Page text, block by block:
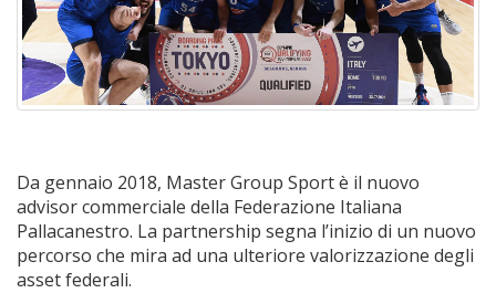
Da gennaio 2018, Master Group Sport è il nuovo
advisor commerciale della Federazione Italiana
Pallacanestro. La partnership segna l’inizio di un nuovo
percorso che mira ad una ulteriore valorizzazione degli
asset federali.